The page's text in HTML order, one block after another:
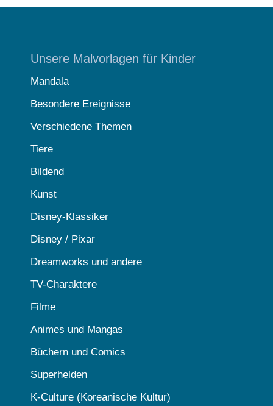
Unsere Malvorlagen für Kinder
Mandala
Besondere Ereignisse
Verschiedene Themen
Tiere
Bildend
Kunst
Disney-Klassiker
Disney / Pixar
Dreamworks und andere
TV-Charaktere
Filme
Animes und Mangas
Büchern und Comics
Superhelden
K-Culture (Koreanische Kultur)